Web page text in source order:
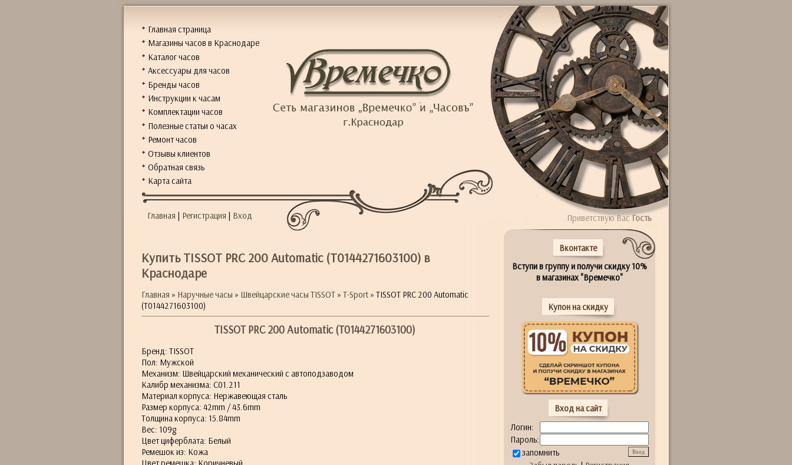
Главная страница
Магазины часов в Краснодаре
Каталог часов
Аксессуары для часов
Бренды часов
Инструкции к часам
Комплектации часов
Полезные статьи о часах
Ремонт часов
Отзывы клиентов
Обратная связь
Карта сайта
Главная | Регистрация | Вход
Купить TISSOT PRC 200 Automatic (T0144271603100) в
Краснодаре
Главная » Наручные часы » Швейцарские часы TISSOT» T-Sport» TISSOT PRC 200 Automatic
(T0144271603100)
TISSOT PRC 200 Automatic (T0144271603100)
Бренд: TISSOT
Пол: Мужской
Механизм: Швейцарский механический с автоподзаводом
Калибр механизма: С01.211
Материал корпуса: Нержавеющая сталь
Размер корпуса: 42mm / 43.6mm
Толщина корпуса: 15.84mm
Вес: 109g
Цвет циферблата: Белый
Ремешок из: Кожа
Цвет ремешка: Коричневый
Приветствую ВасГость
Вконтакте
Вступи в группу и получи скидку 10%
в магазинах "Времечко"
Купон на скидку
Вход на сайт
Логин:
Пароль:
запомнить